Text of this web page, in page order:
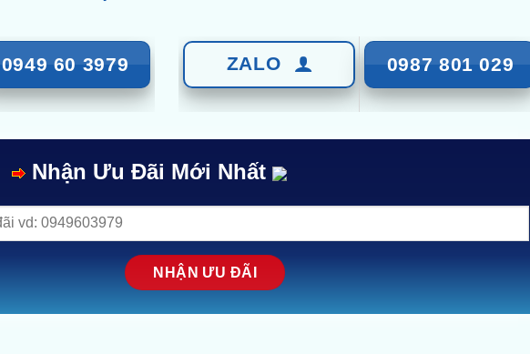
0949 60 3979 ZALO 0987 801 029
Nhận Ưu Đãi Mới Nhất